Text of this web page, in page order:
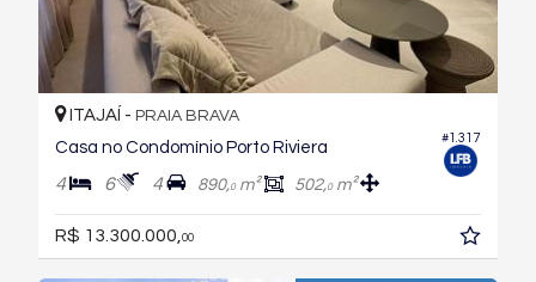
#1.317
ITAJAÍ - PRAIA BRAVA
Casa no Condomínio Porto Riviera
4 6 4 890,0m² 502,0m²
R$ 13.300.000,00